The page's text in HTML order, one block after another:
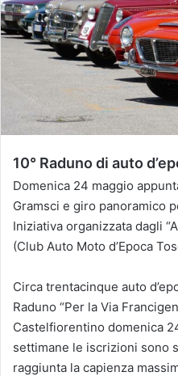
10° Raduno di auto
Domenica 24 maggio
Gramsci e giro panoramico
Iniziativa organizzata dagli
(Club Auto Moto d’Epoca
Circa trentacinque auto
Raduno “Per la Via
Castelfiorentino domenica
settimane le iscrizioni sono
raggiunta la capienza